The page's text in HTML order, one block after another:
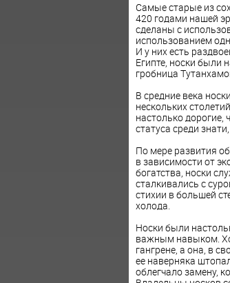
Самые старые из
420 годами нашей
сделаны с
использованием
И у них есть
Египте, носки были
гробница
В средние века
нескольких
настолько дорогие,
статуса среди
По мере развития
в зависимости от
богатства, носки
сталкивались с
стихии в большей
холода.
Носки были
важным навыком.
гангрене, а она, в
ее наверняка
облегчало замену,